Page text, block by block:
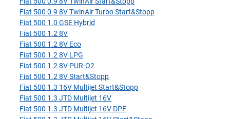
Fiat 500 0.9 8V TwinAir Turbo Start&Stopp
Fiat 500 1.0 GSE Hybrid
Fiat 500 1.2 8V
Fiat 500 1.2 8V Eco
Fiat 500 1.2 8V LPG
Fiat 500 1.2 8V PUR-O2
Fiat 500 1.2 8V Start&Stopp
Fiat 500 1.3 16V Multijet Start&Stopp
Fiat 500 1.3 JTD Multijet 16V
Fiat 500 1.3 JTD Multijet 16V DPF